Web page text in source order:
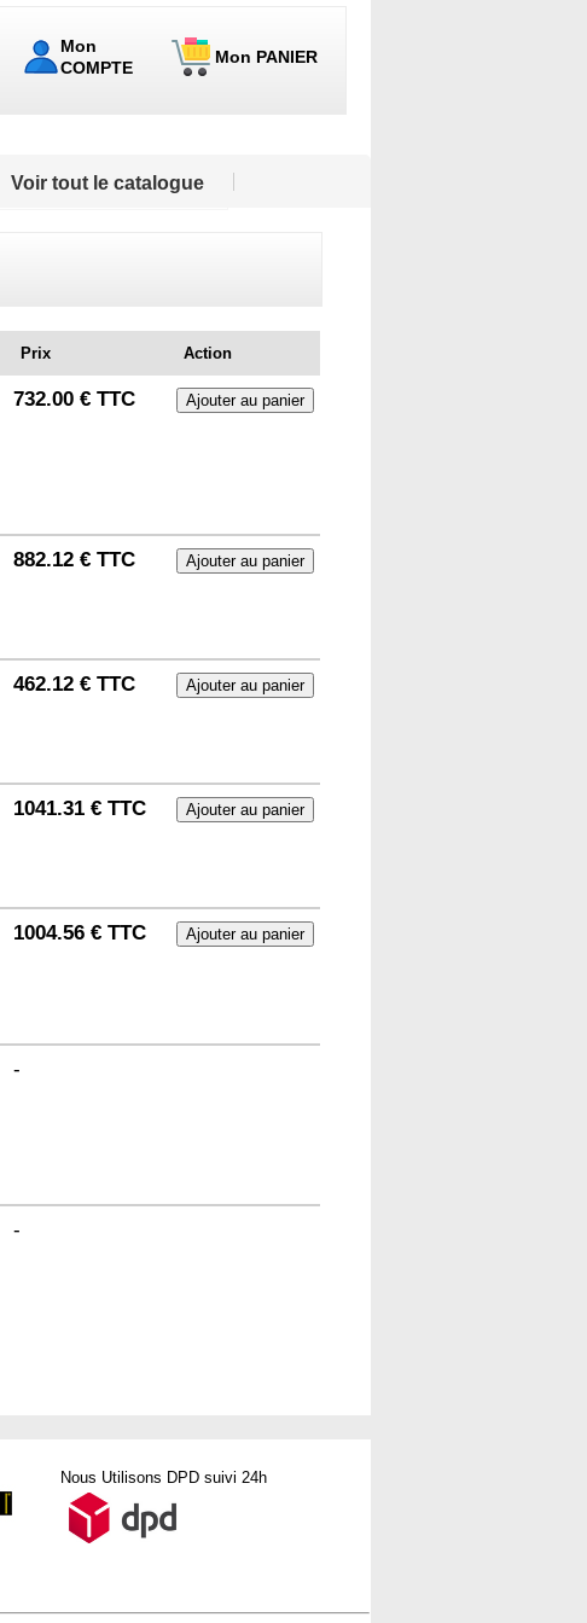
Mon
COMPTE
Mon PANIER
Voir tout le catalogue
Prix Action
732.00 € TTC
882.12 € TTC
462.12 € TTC
1041.31 € TTC
1004.56 € TTC
-
-
Nous Utilisons DPD suivi 24h